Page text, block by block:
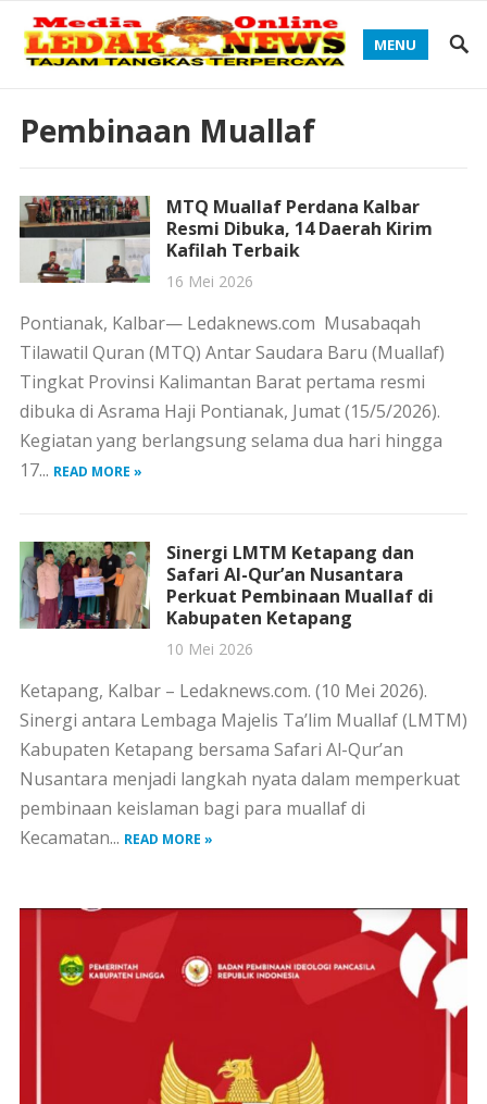
MENU
Pembinaan Muallaf
MTQ Muallaf Perdana Kalbar
Resmi Dibuka, 14 Daerah Kirim
Kafilah Terbaik
16 Mei 2026
Pontianak, Kalbar— Ledaknews.com Musabaqah
Tilawatil Quran (MTQ) Antar Saudara Baru (Muallaf)
Tingkat Provinsi Kalimantan Barat pertama resmi
dibuka di Asrama Haji Pontianak, Jumat (15/5/2026).
Kegiatan yang berlangsung selama dua hari hingga
17... READ MORE »
Sinergi LMTM Ketapang dan
Safari Al-Qur’an Nusantara
Perkuat Pembinaan Muallaf di
Kabupaten Ketapang
10 Mei 2026
Ketapang, Kalbar – Ledaknews.com. (10 Mei 2026).
Sinergi antara Lembaga Majelis Ta’lim Muallaf (LMTM)
Kabupaten Ketapang bersama Safari Al-Qur’an
Nusantara menjadi langkah nyata dalam memperkuat
pembinaan keislaman bagi para muallaf di
Kecamatan... READ MORE »